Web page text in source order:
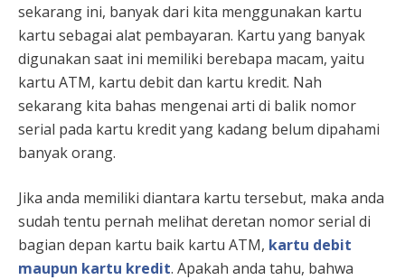
sekarang ini, banyak dari kita menggunakan kartu
kartu sebagai alat pembayaran. Kartu yang banyak
digunakan saat ini memiliki berebapa macam, yaitu
kartu ATM, kartu debit dan kartu kredit. Nah
sekarang kita bahas mengenai arti di balik nomor
serial pada kartu kredityang kadang belum dipahami
banyak orang.
Jika anda memiliki diantara kartu tersebut, maka anda
sudah tentu pernah melihat deretan nomor serial di
bagian depan kartu baik kartu ATM, kartu debit
maupun kartu kredit. Apakah anda tahu, bahwa